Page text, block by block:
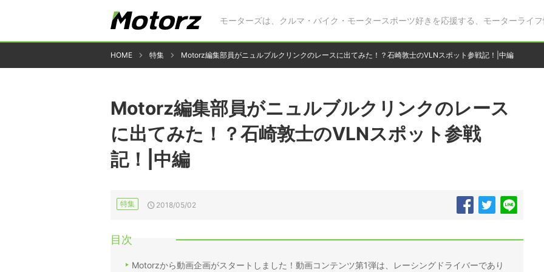
モーターズは、クルマ・バイク・モータースポーツ好きを応援する、モーターライフ
HOME 特集 Motorz編集部員がニュルブルクリンクのレースに出てみた！？石崎敦士のVLNスポット参戦記！|中編
Motorz編集部員がニュルブルクリンクのレース
に出てみた！？石崎敦士のVLNスポット参戦
記！|中編
特集 2018/05/02
目次
Motorzから動画企画がスタートしました！動画コンテンツ第1弾は、レーシングドライバーであり